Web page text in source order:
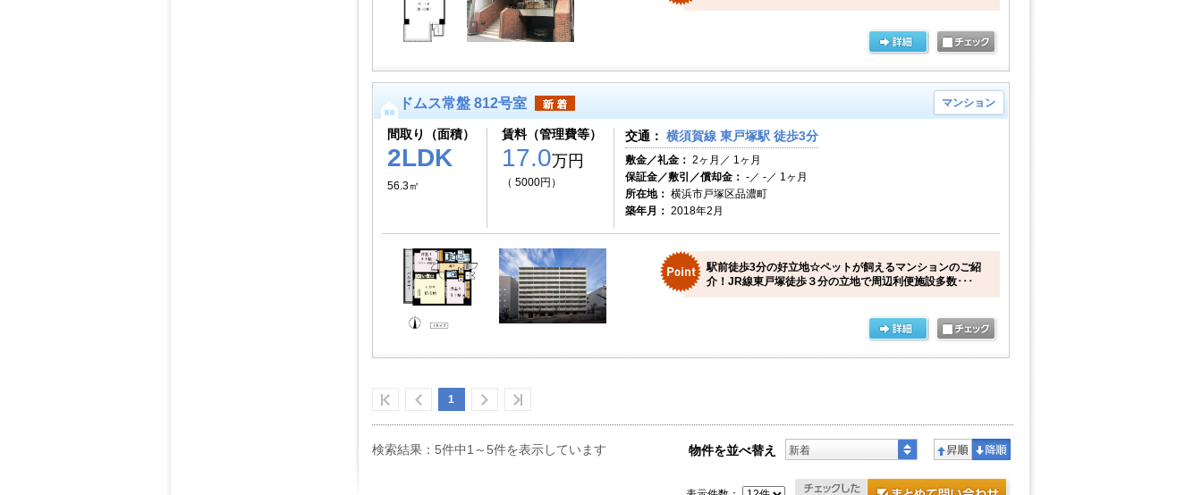
ドムス常盤 812号室 マンション
間取り（面積）
2LDK
56.3㎡
賃料（管理費等）
17.0万円
（ 5000円）
交通： 横須賀線 東戸塚駅 徒歩3分
敷金／礼金： 2ヶ月／ 1ヶ月
保証金／敷引／償却金： -／ -／ 1ヶ月
所在地： 横浜市戸塚区品濃町
築年月： 2018年2月
駅前徒歩3分の好立地☆ペットが飼えるマンションのご紹
介！JR線東戸塚徒歩３分の立地で周辺利便施設多数･･･
物件を並べ替え 新着
1
検索結果：5件中1～5件を表示しています